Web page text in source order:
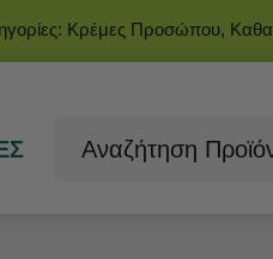
Κρέμες Προσώπου,